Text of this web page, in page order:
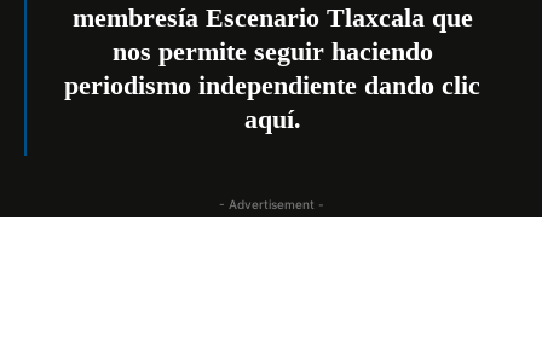
membresía Escenario Tlaxcala que
nos permite seguir haciendo
periodismo independiente dando clic
aquí.
- Advertisement -